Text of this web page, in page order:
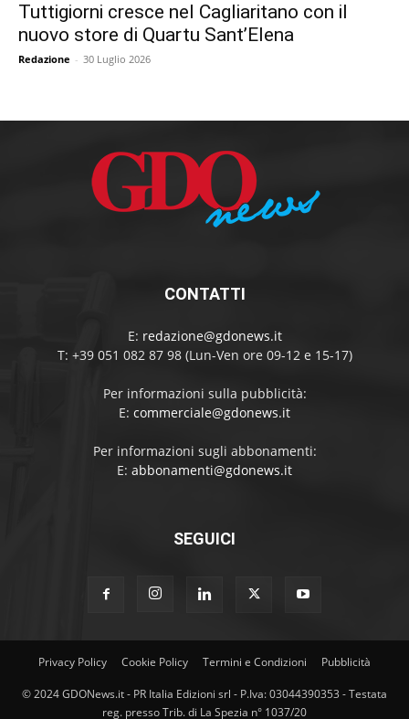
Tuttigiorni cresce nel Cagliaritano con il
nuovo store di Quartu Sant’Elena
Redazione - 30 Luglio 2026
CONTATTI
E: redazione@gdonews.it
T: +39 051 082 87 98 (Lun-Ven ore 09-12 e 15-17)
Per informazioni sulla pubblicità:
E: commerciale@gdonews.it
Per informazioni sugli abbonamenti:
E: abbonamenti@gdonews.it
SEGUICI
Privacy Policy Cookie Policy Termini e Condizioni Pubblicità
© 2024 GDONews.it - PR Italia Edizioni srl - P.Iva: 03044390353 - Testata
reg. presso Trib. di La Spezia n° 1037/20